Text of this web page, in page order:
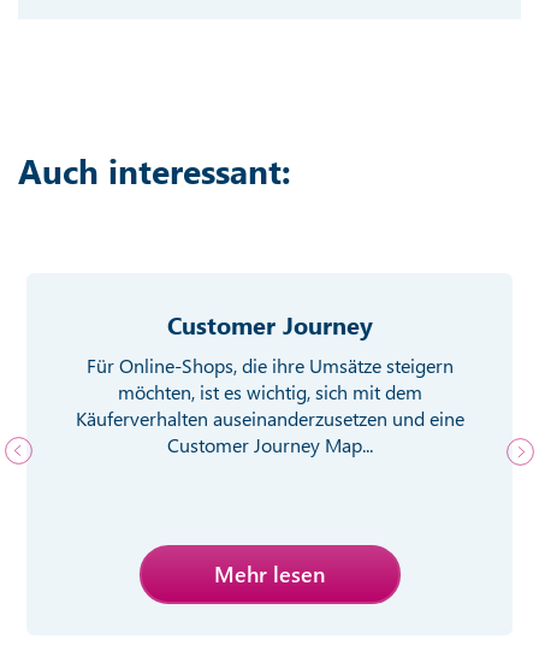
Auch interessant:
Customer Journey
Für Online-Shops, die ihre Umsätze steigern
möchten, ist es wichtig, sich mit dem
Käuferverhalten auseinanderzusetzen und eine
Customer Journey Map...
Mehr lesen